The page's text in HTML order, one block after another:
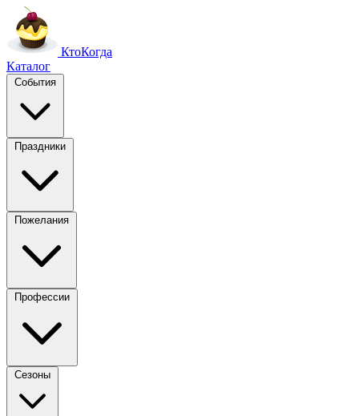
КтоКогда
Каталог
События
Праздники
Пожелания
Профессии
Сезоны